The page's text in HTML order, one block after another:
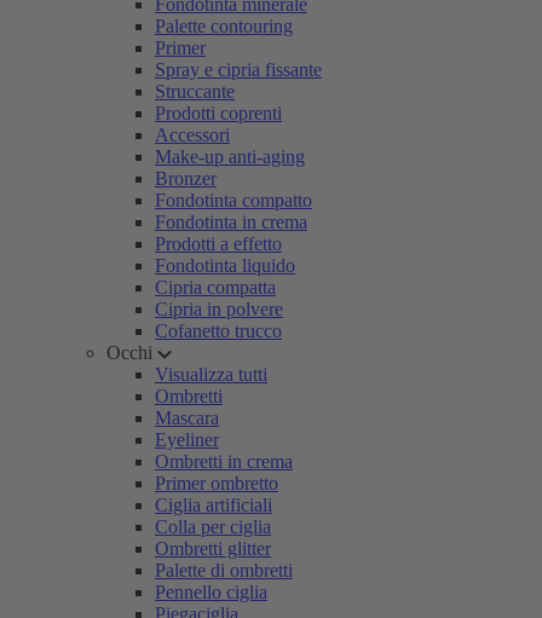
Fondotinta minerale
Palette contouring
Primer
Spray e cipria fissante
Struccante
Prodotti coprenti
Accessori
Make-up anti-aging
Bronzer
Fondotinta compatto
Fondotinta in crema
Prodotti a effetto
Fondotinta liquido
Cipria compatta
Cipria in polvere
Cofanetto trucco
Occhi
Visualizza tutti
Ombretti
Mascara
Eyeliner
Ombretti in crema
Primer ombretto
Ciglia artificiali
Colla per ciglia
Ombretti glitter
Palette di ombretti
Pennello ciglia
Piegaciglia